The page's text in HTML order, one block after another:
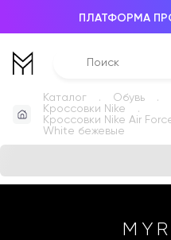
ПЛАТФОРМА
Каталог Обувь
Кроссовки Nike
Кроссовки Nike Air
White бежевые